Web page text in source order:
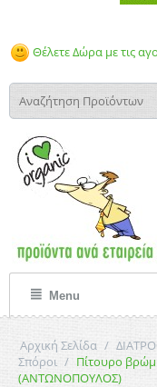
Θέλετε Δώρα με τις
Menu
Αρχική Σελίδα /
Σπόροι / Πίτουρο
(ΑΝΤΩΝΟΠΟΥΛΟΣ)